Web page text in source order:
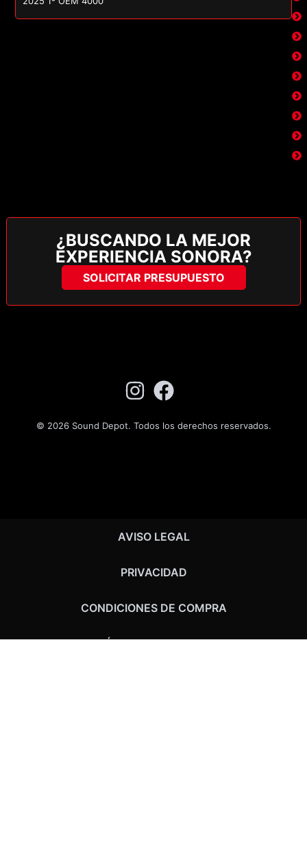
¿BUSCANDO LA MEJOR
EXPERIENCIA SONORA?
SOLICITAR PRESUPUESTO
© 2026 Sound Depot. Todos los derechos reservados.
AVISO LEGAL
PRIVACIDAD
CONDICIONES DE COMPRA
ENVÍOS Y DEVOLUCIONES